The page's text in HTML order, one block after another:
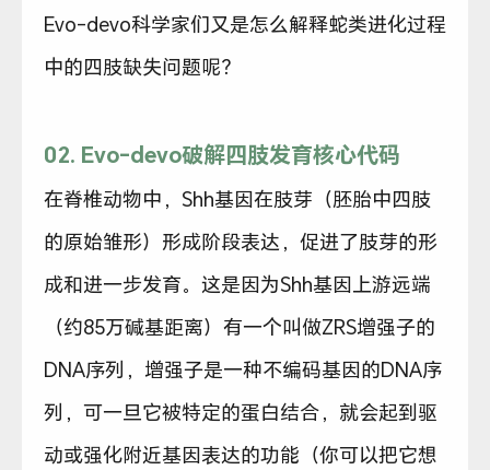
Evo-devo科学家们又是怎么解释蛇类进化过程
中的四肢缺失问题呢？
02. Evo-devo破解四肢发育核心代码
在脊椎动物中，Shh基因在肢芽（胚胎中四肢
的原始雏形）形成阶段表达，促进了肢芽的形
成和进一步发育。这是因为Shh基因上游远端
（约85万碱基距离）有一个叫做ZRS增强子的
DNA序列，增强子是一种不编码基因的DNA序
列，可一旦它被特定的蛋白结合，就会起到驱
动或强化附近基因表达的功能（你可以把它想